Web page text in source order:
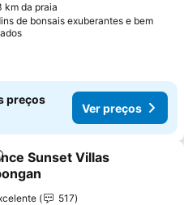
km da praia
de bonsais exuberantes e bem
preços
Ver preços
aos favoritos
Sunset Villas
517